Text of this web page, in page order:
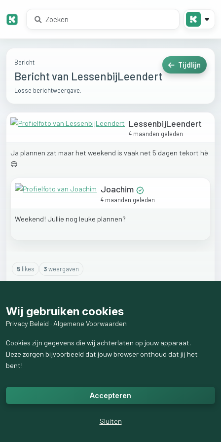
Bericht
Bericht van LessenbijLeendert
Losse berichtweergave.
Tijdlijn
LessenbijLeendert
4 maanden geleden
Ja plannen zat maar het weekend is vaak net 5 dagen tekort hè
😊
Joachim
4 maanden geleden
Weekend! Jullie nog leuke plannen?
5likes 3weergaven
Wij gebruiken cookies
Privacy Beleid · Algemene Voorwaarden
Cookies zijn gegevens die wij achterlaten op jouw apparaat.
Deze zorgen bijvoorbeeld dat jouw browser onthoud dat jij het
bent!
Accepteren
Sluiten